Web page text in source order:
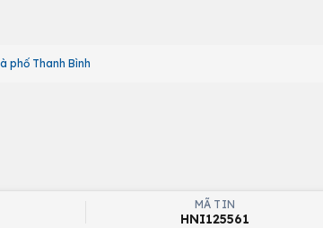
phố Thanh Bình
MÃ TIN
HNI125561